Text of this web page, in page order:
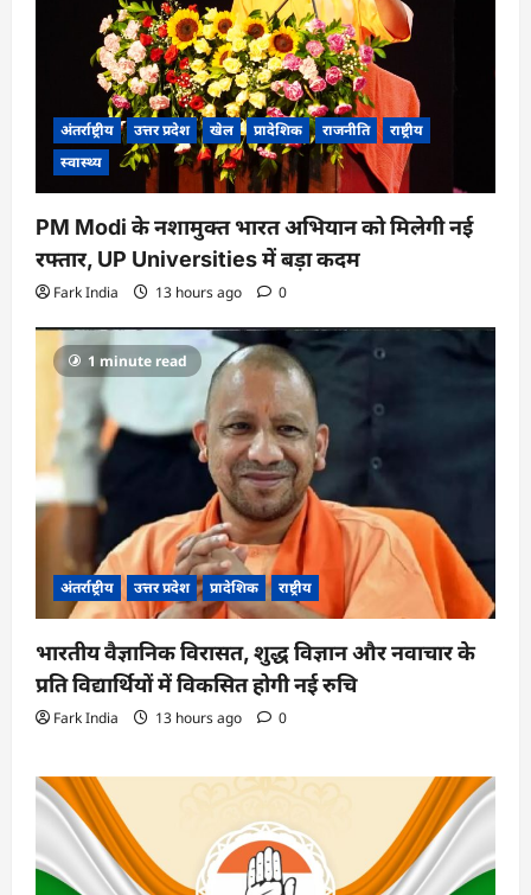
अंतर्राष्ट्रीय उत्तर प्रदेश खेल प्रादेशिक राजनीति
राष्ट्रीय
स्वास्थ्य
PM Modi के नशामुक्त भारत अभियान को मिलेगी नई
रफ्तार, UP Universities में बड़ा कदम
Fark India 13 hours ago 0
1 minute read
अंतर्राष्ट्रीय उत्तर प्रदेश प्रादेशिक राष्ट्रीय
भारतीय वैज्ञानिक विरासत, शुद्ध विज्ञान और नवाचार के
प्रति विद्यार्थियों में विकसित होगी नई रुचि
Fark India 13 hours ago 0